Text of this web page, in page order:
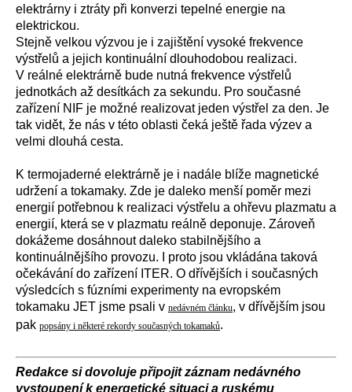
elektrárny i ztráty při konverzi tepelné energie na
elektrickou.
Stejně velkou výzvou je i zajištění vysoké frekvence
výstřelů a jejich kontinuální dlouhodobou realizaci.
V reálné elektrárně bude nutná frekvence výstřelů
jednotkách až desítkách za sekundu. Pro současné
zařízení NIF je možné realizovat jeden výstřel za den. Je
tak vidět, že nás v této oblasti čeká ještě řada výzev a
velmi dlouhá cesta.
K termojaderné elektrárně je i nadále blíže magnetické
udržení a tokamaky. Zde je daleko menší poměr mezi
energií potřebnou k realizaci výstřelu a ohřevu plazmatu a
energií, která se v plazmatu reálně deponuje. Zároveň
dokážeme dosáhnout daleko stabilnějšího a
kontinuálnějšího provozu. I proto jsou vkládána taková
očekávání do zařízení ITER. O dřívějších i současných
výsledcích s fúzními experimenty na evropském
tokamaku JET jsme psali v nedávném článku, v dřívějším jsou
pak popsány i některé rekordy současných tokamaků.
Redakce si dovoluje připojit záznam nedávného
vystoupení k energetické situaci a ruskému